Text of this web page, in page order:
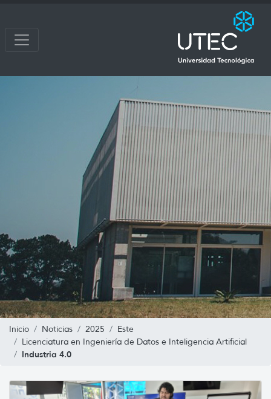
Inicio Noticias 2025
Este
Licenciatura en Ingeniería de Datos e Inteligencia Artificial
Industria 4.0